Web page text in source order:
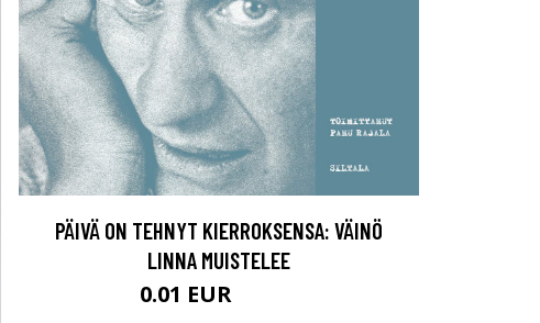
PÄIVÄ ON TEHNYT KIERROKSENSA: VÄINÖ
LINNA MUISTELEE
0.01 EUR